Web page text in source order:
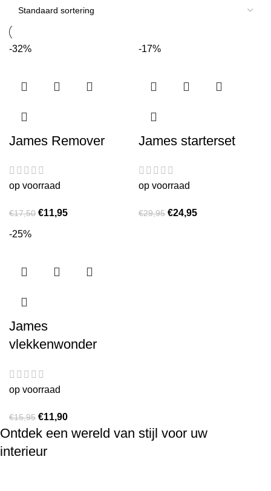
-32%
James Remover
op voorraad
€17,50 €11,95
-17%
James starterset
op voorraad
€29,95 €24,95
-25%
James
vlekkenwonder
op voorraad
€15,95 €11,90
Ontdek een wereld van stijl voor uw
interieur